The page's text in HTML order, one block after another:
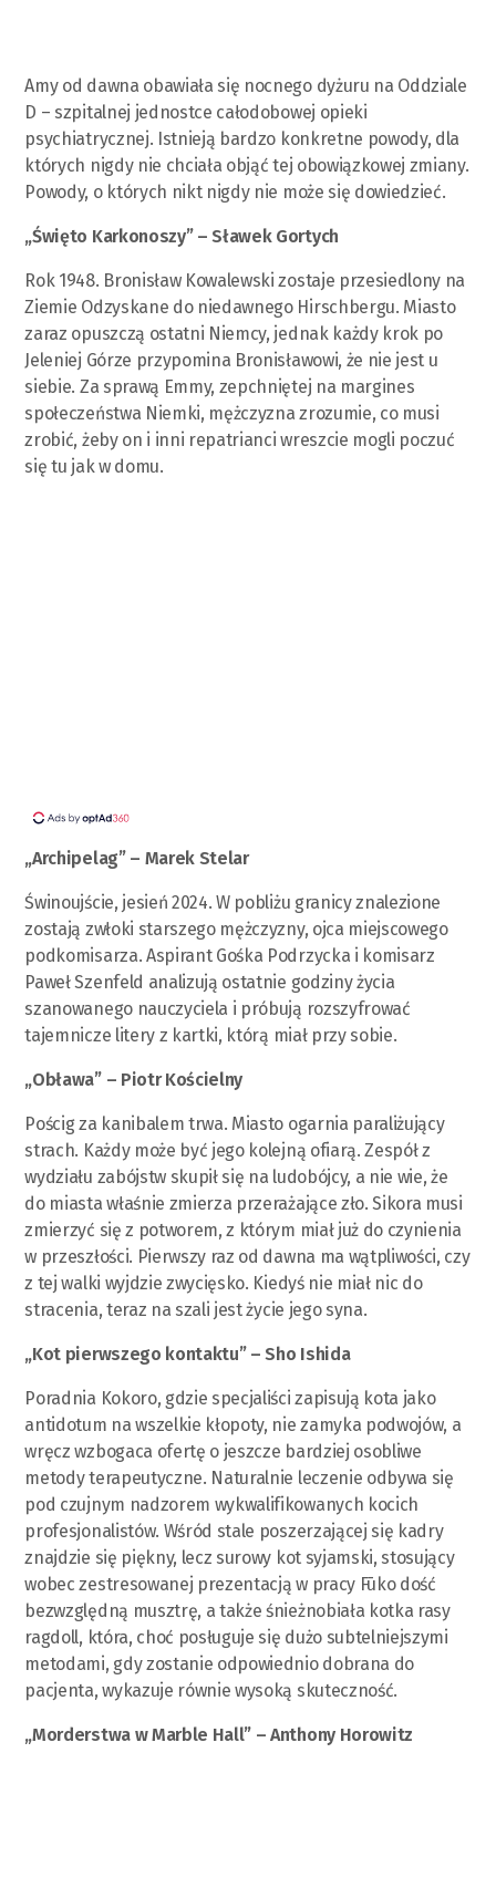
Amy od dawna obawiała się nocnego dyżuru na Oddziale
D – szpitalnej jednostce całodobowej opieki
psychiatrycznej. Istnieją bardzo konkretne powody, dla
których nigdy nie chciała objąć tej obowiązkowej zmiany.
Powody, o których nikt nigdy nie może się dowiedzieć.
„Święto Karkonoszy” – Sławek Gortych
Rok 1948. Bronisław Kowalewski zostaje przesiedlony na
Ziemie Odzyskane do niedawnego Hirschbergu. Miasto
zaraz opuszczą ostatni Niemcy, jednak każdy krok po
Jeleniej Górze przypomina Bronisławowi, że nie jest u
siebie. Za sprawą Emmy, zepchniętej na margines
społeczeństwa Niemki, mężczyzna zrozumie, co musi
zrobić, żeby on i inni repatrianci wreszcie mogli poczuć
się tu jak w domu.
„Archipelag” – Marek Stelar
Świnoujście, jesień 2024. W pobliżu granicy znalezione
zostają zwłoki starszego mężczyzny, ojca miejscowego
podkomisarza. Aspirant Gośka Podrzycka i komisarz
Paweł Szenfeld analizują ostatnie godziny życia
szanowanego nauczyciela i próbują rozszyfrować
tajemnicze litery z kartki, którą miał przy sobie.
„Obława” – Piotr Kościelny
Pościg za kanibalem trwa. Miasto ogarnia paraliżujący
strach. Każdy może być jego kolejną ofiarą. Zespół z
wydziału zabójstw skupił się na ludobójcy, a nie wie, że
do miasta właśnie zmierza przerażające zło. Sikora musi
zmierzyć się z potworem, z którym miał już do czynienia
w przeszłości. Pierwszy raz od dawna ma wątpliwości, czy
z tej walki wyjdzie zwycięsko. Kiedyś nie miał nic do
stracenia, teraz na szali jest życie jego syna.
„Kot pierwszego kontaktu” – Sho Ishida
Poradnia Kokoro, gdzie specjaliści zapisują kota jako
antidotum na wszelkie kłopoty, nie zamyka podwojów, a
wręcz wzbogaca ofertę o jeszcze bardziej osobliwe
metody terapeutyczne. Naturalnie leczenie odbywa się
pod czujnym nadzorem wykwalifikowanych kocich
profesjonalistów. Wśród stale poszerzającej się kadry
znajdzie się piękny, lecz surowy kot syjamski, stosujący
wobec zestresowanej prezentacją w pracy Fūko dość
bezwzględną musztrę, a także śnieżnobiała kotka rasy
ragdoll, która, choć posługuje się dużo subtelniejszymi
metodami, gdy zostanie odpowiednio dobrana do
pacjenta, wykazuje równie wysoką skuteczność.
„Morderstwa w Marble Hall” – Anthony Horowitz